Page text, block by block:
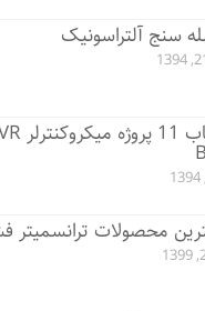
سنج آلتراسونیک
محصولات ترانسمیتر